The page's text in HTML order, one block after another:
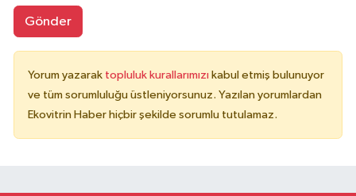
Gönder
Yorum yazarak topluluk kurallarımızı kabul etmiş bulunuyor
ve tüm sorumluluğu üstleniyorsunuz. Yazılan yorumlardan
Ekovitrin Haber hiçbir şekilde sorumlu tutulamaz.